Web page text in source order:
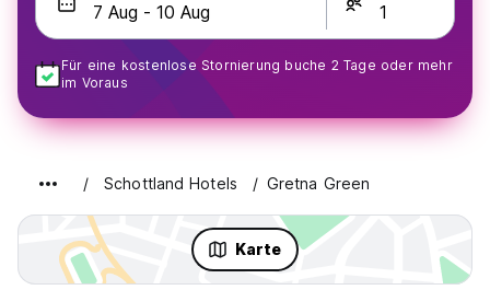
Für eine kostenlose Stornierung buche 2 Tage oder mehr
im Voraus
Schottland Hotels Gretna Green
Karte